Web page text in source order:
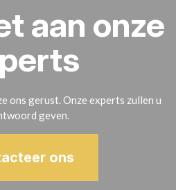
aan onze
ons gerust. Onze experts zullen u
geven.
ons